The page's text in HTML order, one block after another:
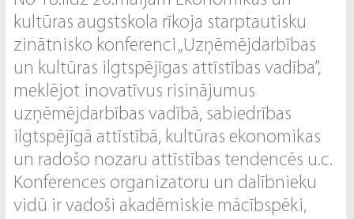
kultūras augstskola rīkoja starptautisku
zinātnisko konferenci „Uzņēmējdarbības
un kultūras ilgtspējīgas attīstības vadība”,
meklējot inovatīvus risinājumus
uzņēmējdarbības vadībā, sabiedrības
ilgtspējīgā attīstībā, kultūras ekonomikas
un radošo nozaru attīstības tendencēs u.c.
Konferences organizatoru un dalībnieku
vidū ir vadoši akadēmiskie mācībspēki,